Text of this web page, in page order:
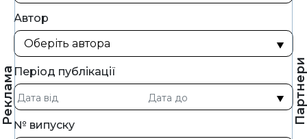
Реклама Партнери
Автор
Період публікації
№ випуску